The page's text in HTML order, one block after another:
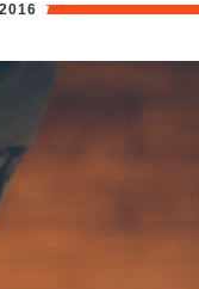
2016